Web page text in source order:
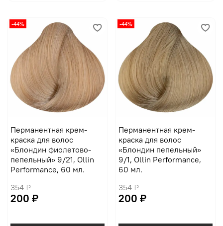
-44%
Перманентная крем-
краска для волос
«Блондин фиолетово-
пепельный» 9/21, Ollin
Performance, 60 мл.
354 ₽
200 ₽
-44%
Перманентная крем-
краска для волос
«Блондин пепельный»
9/1, Ollin Performance,
60 мл.
354 ₽
200 ₽